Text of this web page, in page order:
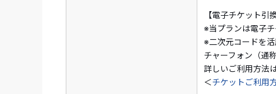
【電子チケット引
※当プランは電子
※二次元コードを
チャーフォン（通
詳しいご利用方法
＜チケットご利用